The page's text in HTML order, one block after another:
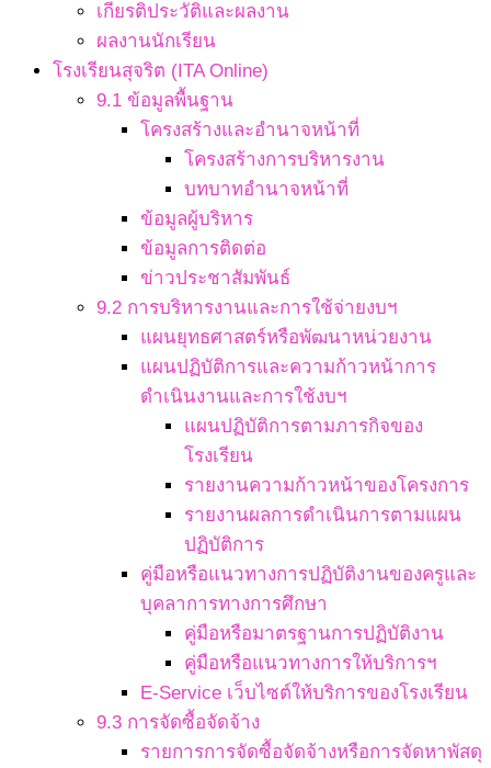
เกียรติประวัติและผลงาน
ผลงานนักเรียน
โรงเรียนสุจริต (ITA Online)
9.1 ข้อมูลพื้นฐาน
โครงสร้างและอำนาจหน้าที่
โครงสร้างการบริหารงาน
บทบาทอำนาจหน้าที่
ข้อมูลผู้บริหาร
ข้อมูลการติดต่อ
ข่าวประชาสัมพันธ์
9.2 การบริหารงานและการใช้จ่ายงบฯ
แผนยุทธศาสตร์หรือพัฒนาหน่วยงาน
แผนปฏิบัติการและความก้าวหน้าการ
ดำเนินงานและการใช้งบฯ
แผนปฏิบัติการตามภารกิจของ
โรงเรียน
รายงานความก้าวหน้าของโครงการ
รายงานผลการดำเนินการตามแผน
ปฏิบัติการ
คู่มือหรือแนวทางการปฏิบัติงานของครูและ
บุคลาการทางการศึกษา
คู่มือหรือมาตรฐานการปฏิบัติงาน
คู่มือหรือแนวทางการให้บริการฯ
E-Service เว็บไซต์ให้บริการของโรงเรียน
9.3 การจัดซื้อจัดจ้าง
รายการการจัดซื้อจัดจ้างหรือการจัดหาพัสดุ